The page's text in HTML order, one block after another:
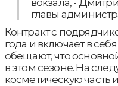
вокзала, -
главы
Контракт с
года и включает в
обещают, что
в этом сезоне. На
косметическую часть